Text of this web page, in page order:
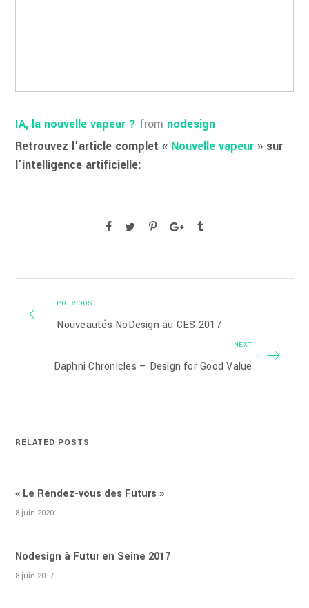
IA, la nouvelle vapeur ? from nodesign
Retrouvez l’article complet « Nouvelle vapeur » sur
l’intelligence artificielle:
PREVIOUS
Nouveautés NoDesign au CES 2017
NEXT
Daphni Chronicles – Design for Good Value
RELATED POSTS
« Le Rendez-vous des Futurs »
8 juin 2020
Nodesign à Futur en Seine 2017
8 juin 2017